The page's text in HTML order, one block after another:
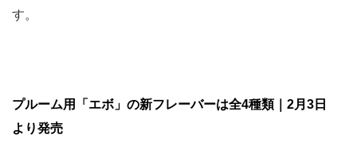
す。
プルーム用「エボ」の新フレーバーは全4種類｜2月3日
より発売